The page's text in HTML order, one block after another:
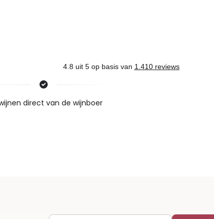
& inspiratie in Vineé Vineuse
direct van de wijnboer